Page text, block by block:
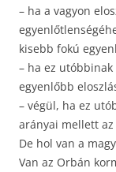
– ha a vagyon
kisebb fokú
– ha ez
egyenlőbb
– végül, ha ez
arányai mellett
De hol van a
Van az Orbán